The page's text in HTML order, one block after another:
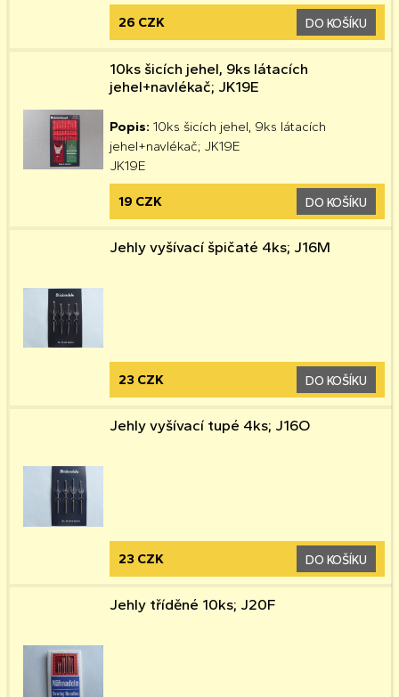
26 CZK DO KOŠÍKU
10ks šicích jehel, 9ks látacích
jehel+navlékač; JK19E
Popis: 10ks šicích jehel, 9ks látacích
jehel+navlékač; JK19E
JK19E
19 CZK DO KOŠÍKU
Jehly vyšívací špičaté 4ks; J16M
23 CZK DO KOŠÍKU
Jehly vyšívací tupé 4ks; J16O
23 CZK DO KOŠÍKU
Jehly tříděné 10ks; J20F